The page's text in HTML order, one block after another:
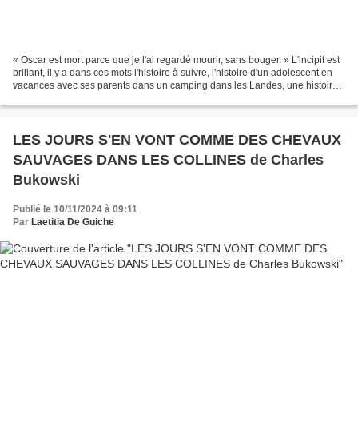
« Oscar est mort parce que je l'ai regardé mourir, sans bouger. » L'incipit est
brillant, il y a dans ces mots l'histoire à suivre, l'histoire d'un adolescent en
vacances avec ses parents dans un camping dans les Landes, une histoire
LES JOURS S'EN VONT COMME DES CHEVAUX
SAUVAGES DANS LES COLLINES de Charles
Bukowski
Publié le 10/11/2024 à 09:11
Par Laetitia De Guiche